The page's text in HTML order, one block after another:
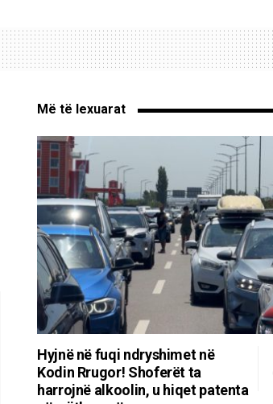
Më të lexuarat
Hyjnë në fuqi ndryshimet në
Kodin Rrugor! Shoferët ta
harrojnë alkoolin, u hiqet patenta